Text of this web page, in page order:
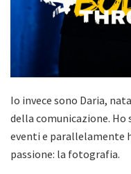
Io invece sono Daria,
della comunicazione.
eventi e parallelamente
passione: la fotografia.